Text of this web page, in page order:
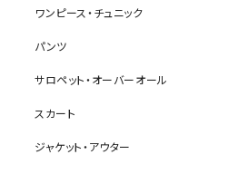
ワンピース・チュニック
パンツ
サロペット・オーバーオール
スカート
ジャケット・アウター